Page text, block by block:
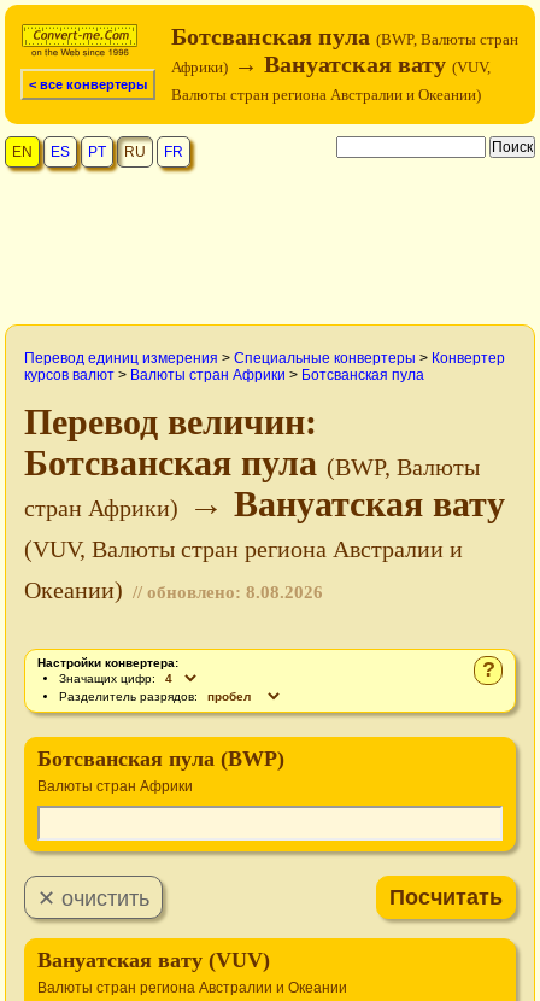
< все конвертеры
Ботсванская пула (BWP, Валюты стран
Африки) → Вануатская вату (VUV,
Валюты стран региона Австралии и Океании)
EN ES PT RU FR
Перевод единиц измерения > Специальные конвертеры > Конвертер
курсов валют > Валюты стран Африки > Ботсванская пула
Перевод величин:
Ботсванская пула (BWP, Валюты
стран Африки)
→ Вануатская вату
(VUV, Валюты стран региона Австралии и
Океании) // обновлено: 8.08.2026
?
Настройки конвертера:
Значащих цифр:
Разделитель разрядов:
Ботсванская пула (BWP)
Валюты стран Африки
Вануатская вату (VUV)
Валюты стран региона Австралии и Океании